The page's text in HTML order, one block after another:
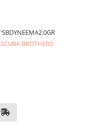
'SBDYNEEMA2.0GR
SCUBA BROTHERS